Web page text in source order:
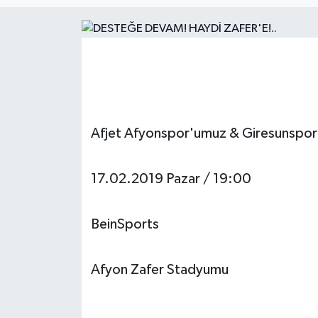
Afjet Afyonspor'umuz & Giresunspor
17.02.2019 Pazar / 19:00
BeinSports
Afyon Zafer Stadyumu
Magazin